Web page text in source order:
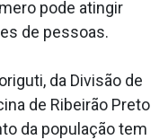
pode atingir
de pessoas.
da Divisão de
de Ribeirão Preto
da população tem